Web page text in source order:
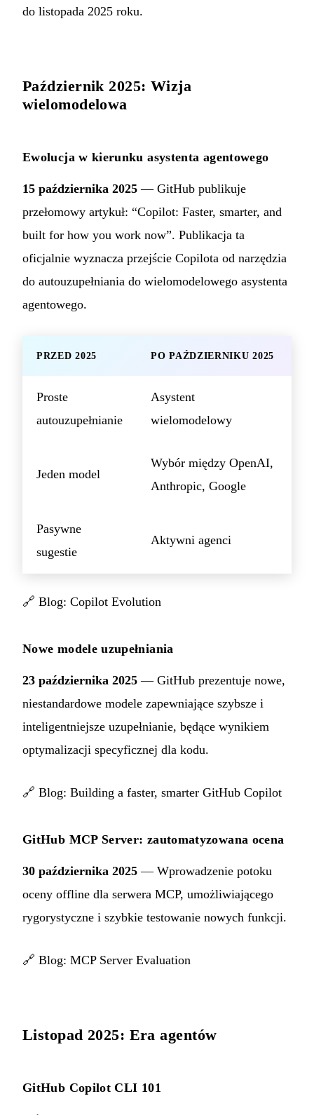
do listopada 2025 roku.
Październik 2025: Wizja
wielomodelowa
Ewolucja w kierunku asystenta agentowego
15 października 2025 — GitHub publikuje
przełomowy artykuł: “Copilot: Faster, smarter, and
built for how you work now”. Publikacja ta
oficjalnie wyznacza przejście Copilota od narzędzia
do autouzupełniania do wielomodelowego asystenta
agentowego.
PRZED 2025 PO PAŹDZIERNIKU 2025
Proste
autouzupełnianie
Asystent
wielomodelowy
Jeden model
Wybór między OpenAI,
Anthropic, Google
Pasywne
sugestie
Aktywni agenci
🔗 Blog: Copilot Evolution
Nowe modele uzupełniania
23 października 2025 — GitHub prezentuje nowe,
niestandardowe modele zapewniające szybsze i
inteligentniejsze uzupełnianie, będące wynikiem
optymalizacji specyficznej dla kodu.
🔗 Blog: Building a faster, smarter GitHub Copilot
GitHub MCP Server: zautomatyzowana ocena
30 października 2025 — Wprowadzenie potoku
oceny offline dla serwera MCP, umożliwiającego
rygorystyczne i szybkie testowanie nowych funkcji.
🔗 Blog: MCP Server Evaluation
Listopad 2025: Era agentów
GitHub Copilot CLI 101